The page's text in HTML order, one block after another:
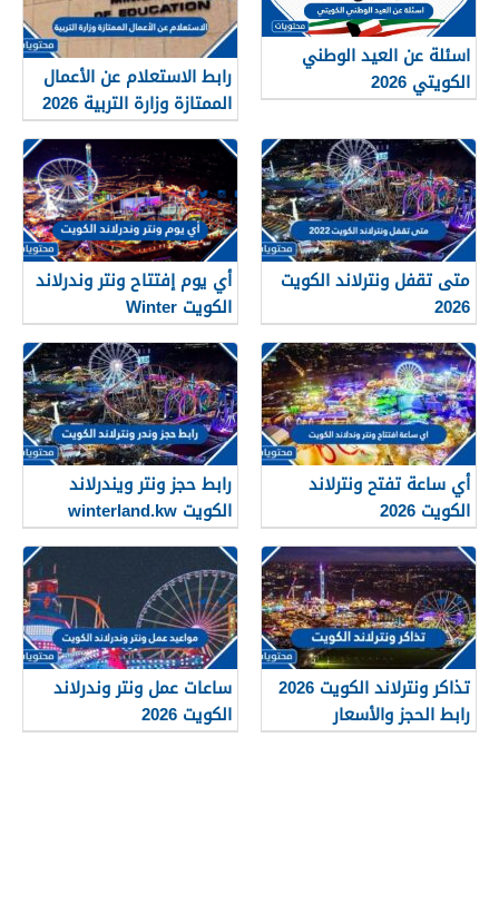
اسئلة عن العيد الوطني
الكويتي 2026
رابط الاستعلام عن الأعمال
الممتازة وزارة التربية 2026
متى تقفل ونترلاند الكويت
2026
أي يوم إفتتاح ونتر وندرلاند
الكويت Winter
Wonderland Kuwait 2026
أي ساعة تفتح ونترلاند
الكويت 2026
رابط حجز ونتر ويندرلاند
الكويت winterland.kw
تذاكر ونترلاند الكويت 2026
رابط الحجز والأسعار
ساعات عمل ونتر وندرلاند
الكويت 2026